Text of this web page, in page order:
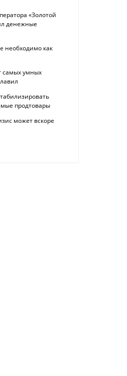
«Золотой
денежные
необходимо как
самых умных
продтовары
может вскоре